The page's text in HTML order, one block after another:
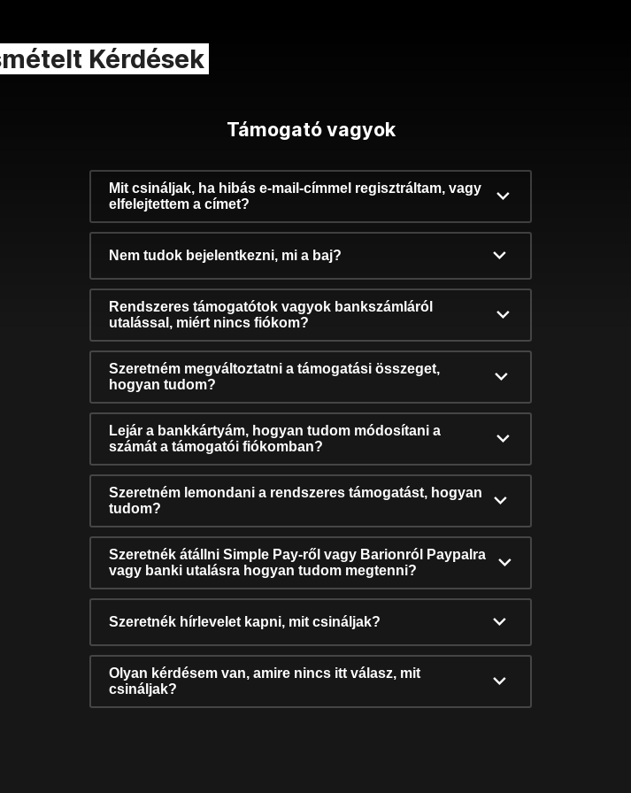
Kérdések
Támogató vagyok
Mit csináljak, ha hibás e-mail-címmel regisztráltam, vagy
elfelejtettem a címet?
Nem tudok bejelentkezni, mi a baj?
Rendszeres támogatótok vagyok bankszámláról
utalással, miért nincs fiókom?
Szeretném megváltoztatni a támogatási összeget,
hogyan tudom?
Lejár a bankkártyám, hogyan tudom módosítani a
számát a támogatói fiókomban?
Szeretném lemondani a rendszeres támogatást, hogyan
tudom?
Szeretnék átállni Simple Pay-ről vagy Barionról Paypalra
vagy banki utalásra hogyan tudom megtenni?
Szeretnék hírlevelet kapni, mit csináljak?
Olyan kérdésem van, amire nincs itt válasz, mit
csináljak?